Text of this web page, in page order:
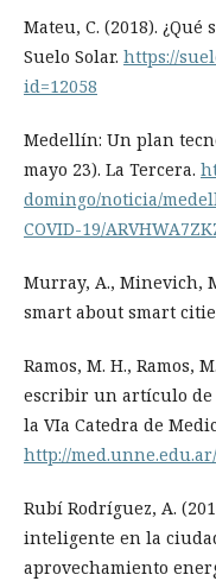
Mateu, C. (2018).
Suelo Solar. https://
id=12058
Medellín: Un plan
mayo 23). La Tercera.
domingo/noticia/
COVID-19/
Murray, A., Minevich,
smart about smart
Ramos, M. H., Ramos,
escribir un artículo de
la VIa Catedra de
http://
Rubí Rodríguez, A.
inteligente en la
aprovechamiento